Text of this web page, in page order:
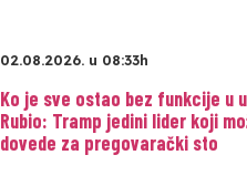
02.08.2026. u 08:33h
Ko je sve ostao bez funkcije u
Rubio: Tramp jedini lider koji
dovede za pregovarački sto